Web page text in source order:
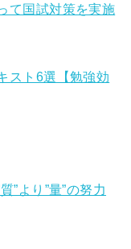
て国試対策を実施
スト6選【勉強効
”より”量”の努力